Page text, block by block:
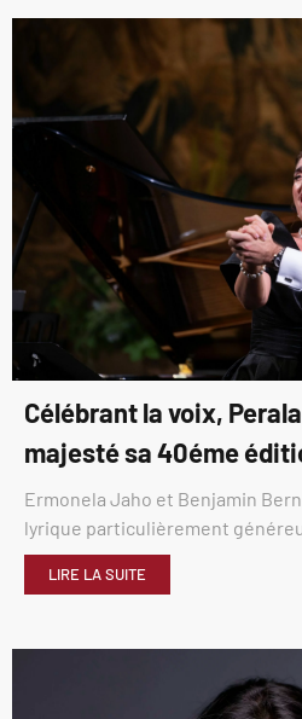
Célébrant la voix,
majesté sa 40éme
Ermonela Jaho et Benjamin
lyrique particulièrement
LIRE LA SUITE